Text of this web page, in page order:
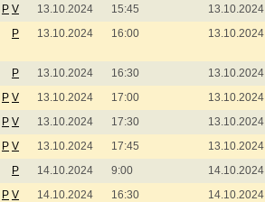
P V 13.10.2024 15:45 13.10.2024
P 13.10.2024 16:00 13.10.2024
P 13.10.2024 16:30 13.10.2024
P V 13.10.2024 17:00 13.10.2024
P V 13.10.2024 17:30 13.10.2024
P V 13.10.2024 17:45 13.10.2024
P 14.10.2024 9:00 14.10.2024
P V 14.10.2024 16:30 14.10.2024